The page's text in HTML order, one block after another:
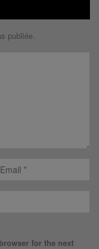
publiée.
for the next